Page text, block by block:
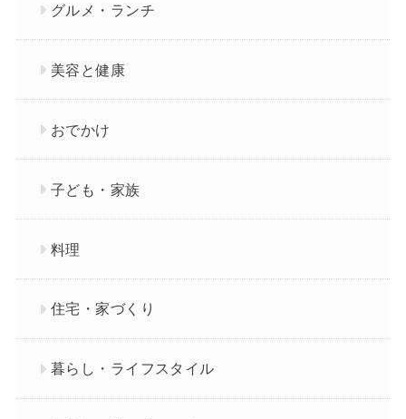
グルメ・ランチ
美容と健康
おでかけ
子ども・家族
料理
住宅・家づくり
暮らし・ライフスタイル